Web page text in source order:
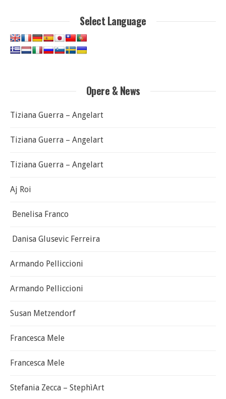
Select Language
Opere & News
Tiziana Guerra – Angelart
Tiziana Guerra – Angelart
Tiziana Guerra – Angelart
Aj Roi
Benelisa Franco
Danisa Glusevic Ferreira
Armando Pelliccioni
Armando Pelliccioni
Susan Metzendorf
Francesca Mele
Francesca Mele
Stefania Zecca – StephìArt